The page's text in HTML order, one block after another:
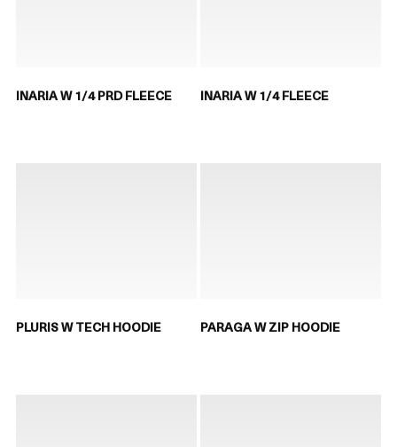
INARIA W 1/4 PRD FLEECE INARIA W 1/4 FLEECE
PLURIS W TECH HOODIE PARAGA W ZIP HOODIE